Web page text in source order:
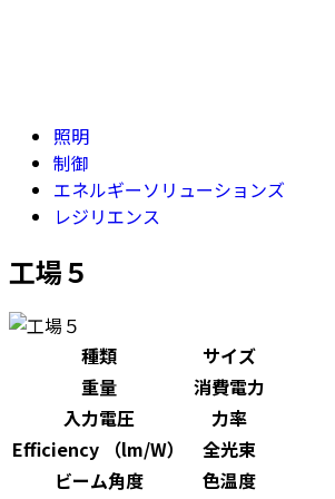
照明
制御
エネルギーソリューションズ
レジリエンス
工場５
種類
サイズ
重量
消費電力
入力電圧
力率
Efficiency （lm/W）
全光束
ビーム角度
色温度